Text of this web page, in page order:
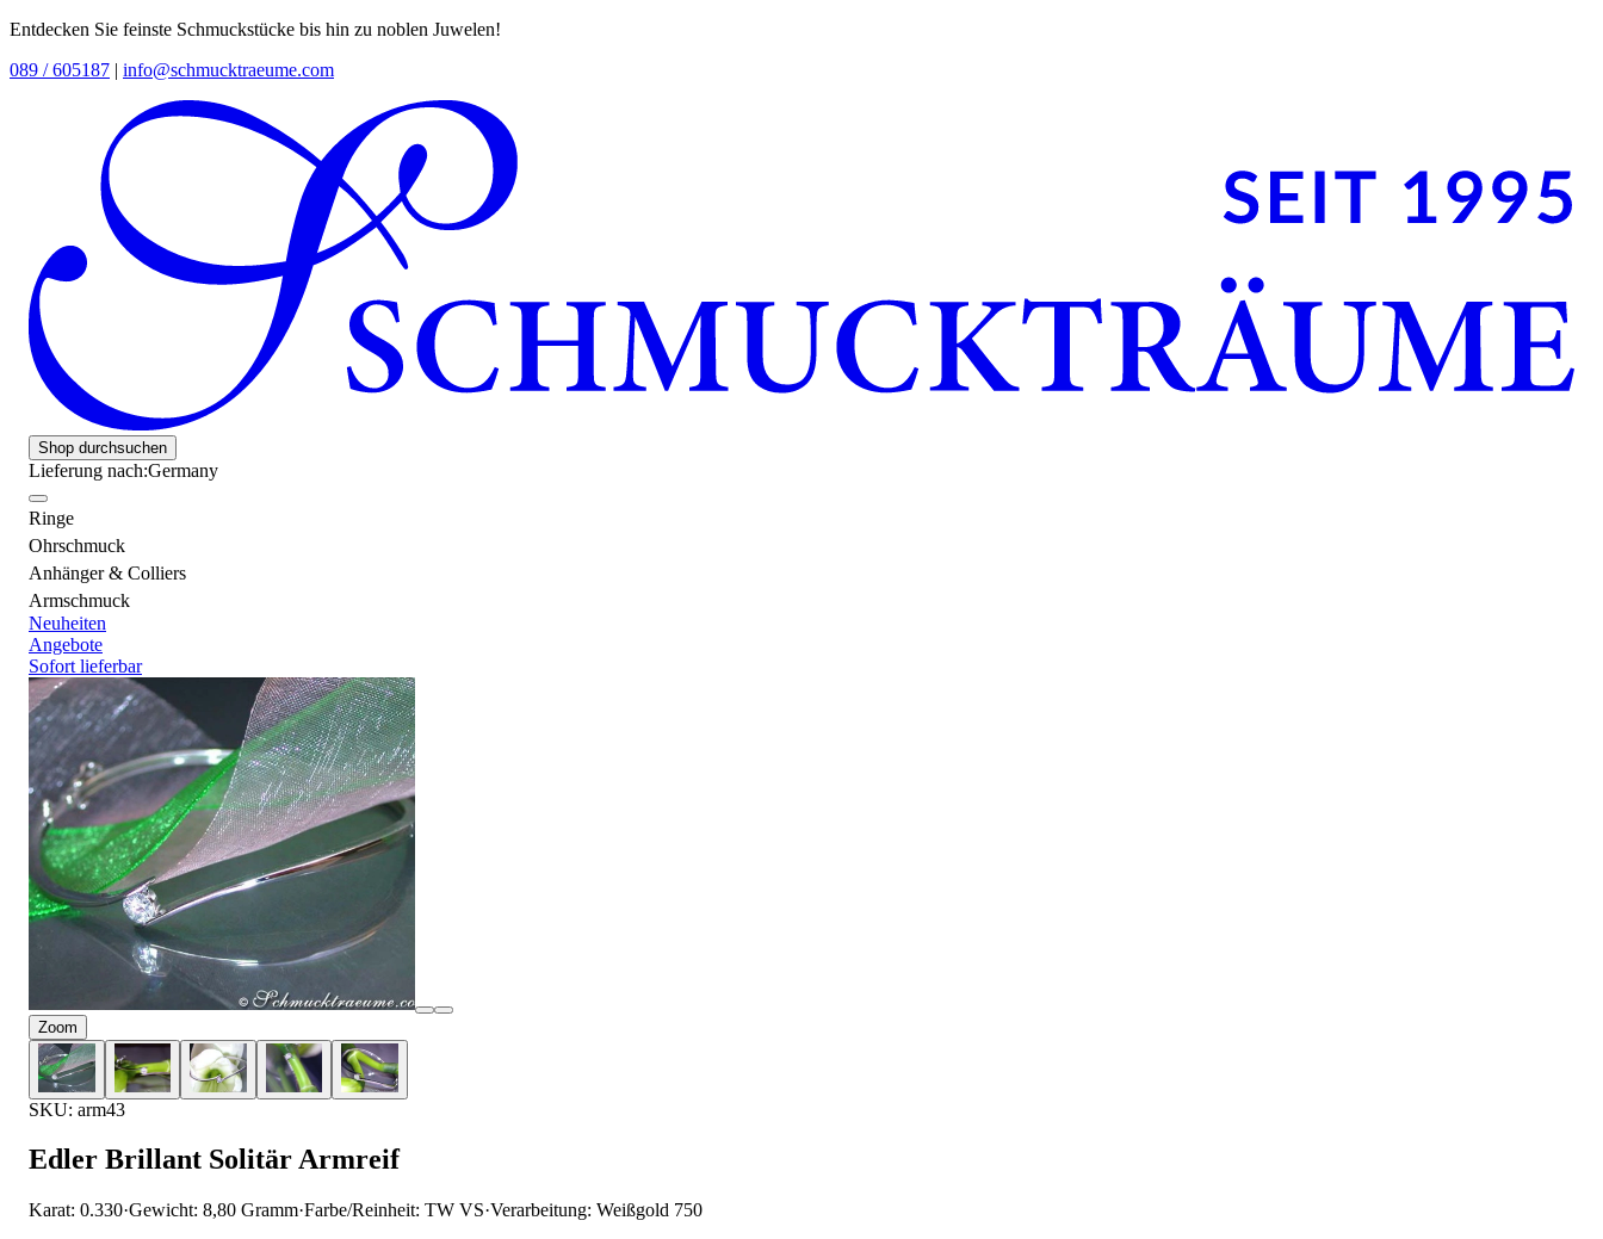
Entdecken Sie feinste Schmuckstücke bis hin zu noblen Juwelen!
089 / 605187 | info@schmucktraeume.com
Shop durchsuchen
Lieferung nach:Germany
Ringe
Ohrschmuck
Anhänger & Colliers
Armschmuck
Neuheiten
Angebote
Sofort lieferbar
Zoom
SKU: arm43
Edler Brillant Solitär Armreif
Karat: 0.330·Gewicht: 8,80 Gramm·Farbe/Reinheit: TW VS·Verarbeitung: Weißgold 750